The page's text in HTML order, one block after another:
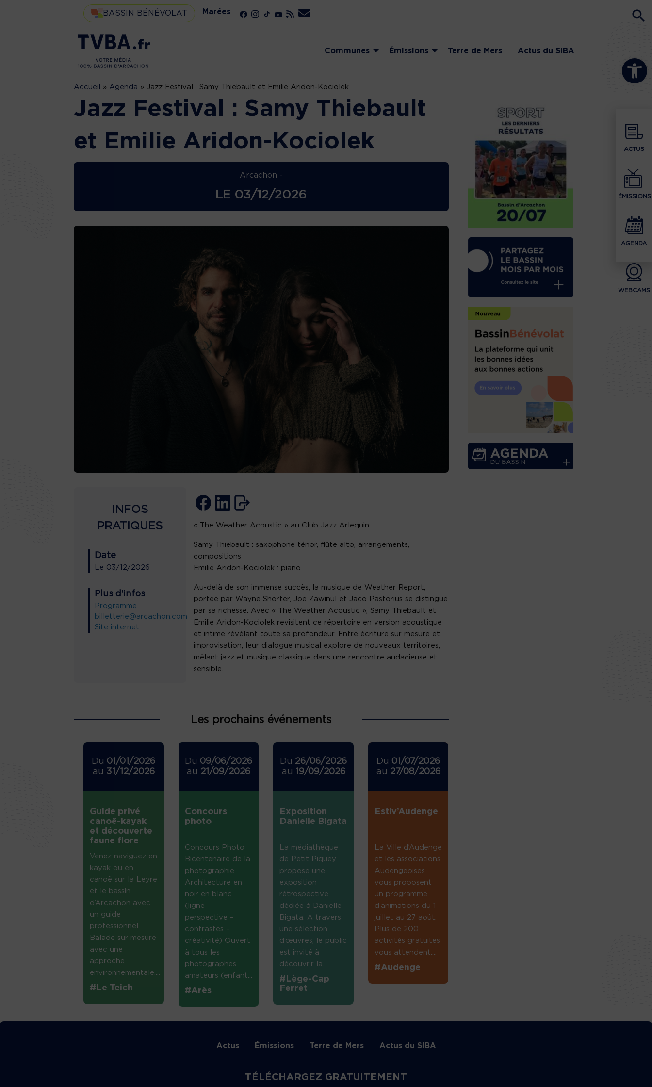
Ouvrir la
ACTUS
ÉMISSIONS
AGENDA
WEBCAMS
BASSIN BÉNÉVOLAT Marées
Communes Émissions Terre de Mers Actus du SIBA
Accueil » Agenda » Jazz Festival : Samy Thiebault et Emilie Aridon-Kociolek
Jazz Festival : Samy Thiebault
et Emilie Aridon-Kociolek
Arcachon -
LE 03/12/2026
INFOS
PRATIQUES
Date
Le 03/12/2026
Plus d'infos
Programme
billetterie@arcachon.com
Site internet
« The Weather Acoustic » au Club Jazz Arlequin
Samy Thiebault : saxophone ténor, flûte alto, arrangements,
compositions
Emilie Aridon-Kociolek : piano
Au-delà de son immense succès, la musique de Weather Report,
portée par Wayne Shorter, Joe Zawinul et Jaco Pastorius se distingue
par sa richesse. Avec « The Weather Acoustic », Samy Thiebault et
Emilie Aridon-Kociolek revisitent ce répertoire en version acoustique
et intime révélant toute sa profondeur. Entre écriture sur mesure et
improvisation, leur dialogue musical explore de nouveaux territoires,
mêlant jazz et musique classique dans une rencontre audacieuse et
sensible.
Les prochains événements
Du 01/01/2026
au 31/12/2026
Guide privé
canoë-kayak
et découverte
faune flore
Venez naviguez en
kayak ou en
canoë sur la Leyre
et le bassin
d’Arcachon avec
un guide
professionnel.
Balade sur mesure
avec une
approche
environnementale....
#Le Teich
Du 09/06/2026
au 21/09/2026
Concours
photo
Concours Photo
Bicentenaire de la
photographie
Architecture en
noir en blanc
(ligne –
perspective –
contrastes –
créativité) Ouvert
à tous les
photographes
amateurs (enfant...
#Arès
Du 26/06/2026
au
19/09/2026
Exposition
Danielle Bigata
La médiathèque
de Petit Piquey
propose une
exposition
rétrospective
dédiée à Danielle
Bigata. A travers
une sélection
d’œuvres, le public
est invité à
découvrir la...
#Lège-Cap
Ferret
Du 01/07/2026
au 27/08/2026
Estiv’Audenge
La Ville d’Audenge
et les associations
Audengeoises
vous proposent
un programme
d’animations du 1
juillet au 27 août.
Plus de 200
activités gratuites
vous attendent....
#Audenge
Actus Émissions Terre de Mers Actus du SIBA
TÉLÉCHARGEZ GRATUITEMENT